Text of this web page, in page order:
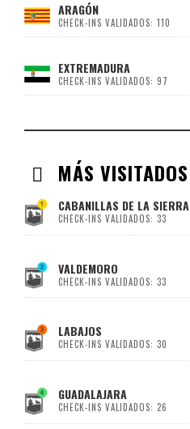
ARAGÓN
CHECK-INS VALIDADOS: 110
EXTREMADURA
CHECK-INS VALIDADOS: 97
MÁS VISITADOS
CABANILLAS DE LA SIERRA
CHECK-INS VALIDADOS: 33
VALDEMORO
CHECK-INS VALIDADOS: 33
LABAJOS
CHECK-INS VALIDADOS: 30
GUADALAJARA
CHECK-INS VALIDADOS: 26